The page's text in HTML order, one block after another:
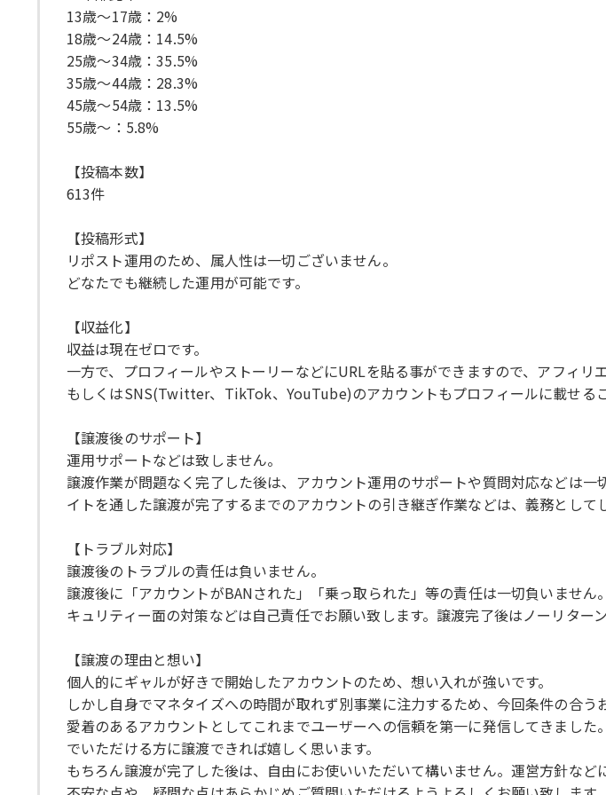
13歳〜17歳：2%
18歳〜24歳：14.5%
25歳〜34歳：35.5%
35歳〜44歳：28.3%
45歳〜54歳：13.5%
55歳〜：5.8%
【投稿本数】
613件
【投稿形式】
リポスト運用のため、属人性は一切ございません。
どなたでも継続した運用が可能です。
【収益化】
収益は現在ゼロです。
一方で、プロフィールやストーリーなどにURLを貼る事ができますので、アフィリ
もしくはSNS(Twitter、TikTok、YouTube)のアカウントもプロフィールに載せる
【譲渡後のサポート】
運用サポートなどは致しません。
譲渡作業が問題なく完了した後は、アカウント運用のサポートや質問対応などは
イトを通した譲渡が完了するまでのアカウントの引き継ぎ作業などは、義務として
【トラブル対応】
譲渡後のトラブルの責任は負いません。
譲渡後に「アカウントがBANされた」「乗っ取られた」等の責任は一切負いませ
キュリティー面の対策などは自己責任でお願い致します。譲渡完了後はノーリター
【譲渡の理由と想い】
個人的にギャルが好きで開始したアカウントのため、想い入れが強いです。
しかし自身でマネタイズへの時間が取れず別事業に注力するため、今回条件の合う
愛着のあるアカウントとしてこれまでユーザーへの信頼を第一に発信してきまし
でいただける方に譲渡できれば嬉しく思います。
もちろん譲渡が完了した後は、自由にお使いいただいて構いません。運営方針など